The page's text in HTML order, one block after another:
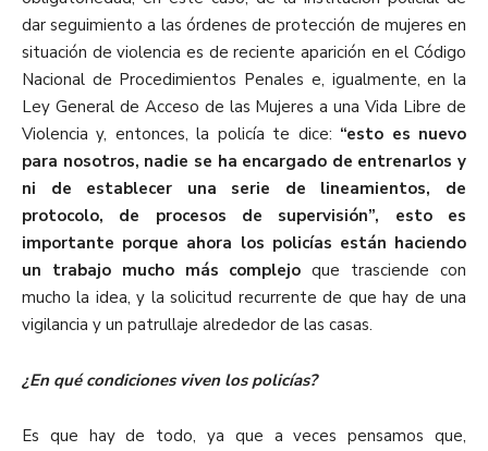
dar seguimiento a las órdenes de protección de mujeres en
situación de violencia es de reciente aparición en el Código
Nacional de Procedimientos Penales e, igualmente, en la
Ley General de Acceso de las Mujeres a una Vida Libre de
Violencia y, entonces, la policía te dice: “esto es nuevo
para nosotros, nadie se ha encargado de entrenarlos y
ni de establecer una serie de lineamientos, de
protocolo, de procesos de supervisión”, esto es
importante porque ahora los policías están haciendo
un trabajo mucho más complejo que trasciende con
mucho la idea, y la solicitud recurrente de que hay de una
vigilancia y un patrullaje alrededor de las casas.
¿En qué condiciones viven los policías?
Es que hay de todo, ya que a veces pensamos que,